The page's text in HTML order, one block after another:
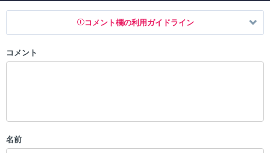
コメント欄の利用ガイドライン
以下の書き込みを禁止とし、場合によってはコメント削除や書き込み制
・一度削除された投稿を再び投稿すること
コメント
名前